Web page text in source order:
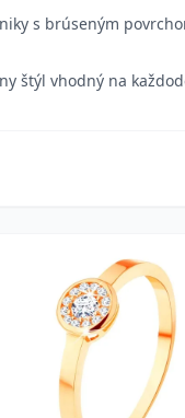
s brúseným
štýl vhodný na